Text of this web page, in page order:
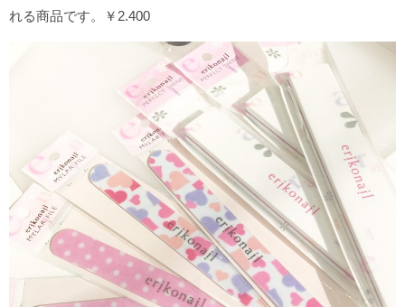
れる商品です。￥2.400